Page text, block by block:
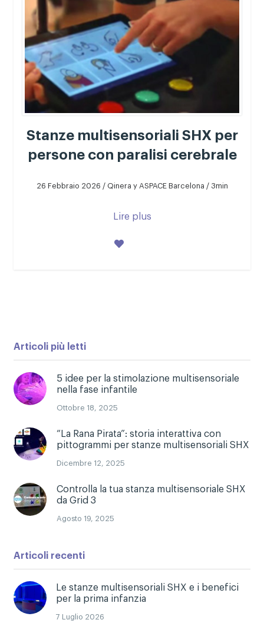
Stanze multisensoriali SHX per
persone con paralisi cerebrale
26 Febbraio 2026 / Qinera y ASPACE Barcelona / 3min
Lire plus
Articoli più letti
5 idee per la stimolazione multisensoriale
nella fase infantile
Ottobre 18, 2025
“La Rana Pirata”: storia interattiva con
pittogrammi per stanze multisensoriali SHX
Dicembre 12, 2025
Controlla la tua stanza multisensoriale SHX
da Grid 3
Agosto 19, 2025
Articoli recenti
Le stanze multisensoriali SHX e i benefici
per la prima infanzia
7 Luglio 2026